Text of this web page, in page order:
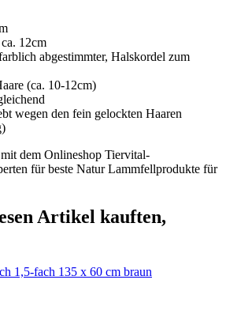
ca. 12cm
abgestimmter, Halskordel zum
(ca. 10-12cm)
wegen den fein gelockten Haaren
dem Onlineshop Tiervital-
für beste Natur Lammfellprodukte für
Artikel kauften,